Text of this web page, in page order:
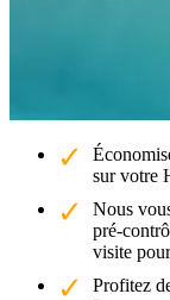
sur votre
Nous
pré-
visite
Profitez